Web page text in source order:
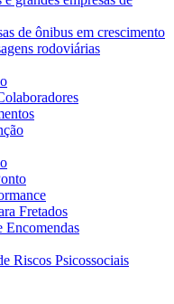
de ônibus em crescimento
rodoviárias
Fretados
Encomendas
Riscos Psicossociais